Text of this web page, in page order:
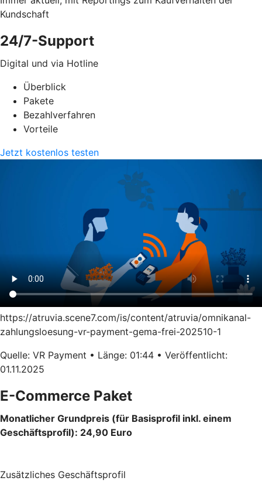
Kundschaft
24/7-Support
Digital und via Hotline
Überblick
Pakete
Bezahlverfahren
Vorteile
Jetzt kostenlos testen
https://atruvia.scene7.com/is/content/atruvia/omnikanal-
zahlungsloesung-vr-payment-gema-frei-202510-1
Quelle: VR Payment • Länge: 01:44 • Veröffentlicht:
01.11.2025
E-Commerce Paket
Monatlicher Grundpreis (für Basisprofil inkl. einem
Geschäftsprofil): 24,90 Euro
Zusätzliches Geschäftsprofil